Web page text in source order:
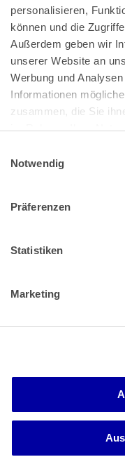
personalisieren,
können und die
Außerdem geben wir
unserer Website an
Werbung und
Informationen
zusammen, die Sie
im Rahmen Ihrer
Impressum
Notwendig
Präferenzen
Statistiken
Marketing
Bundeskanzlerplatz 2
53113 Bonn
Pressemitteilungen
Impressum|
Muster
Barrierefreiheit